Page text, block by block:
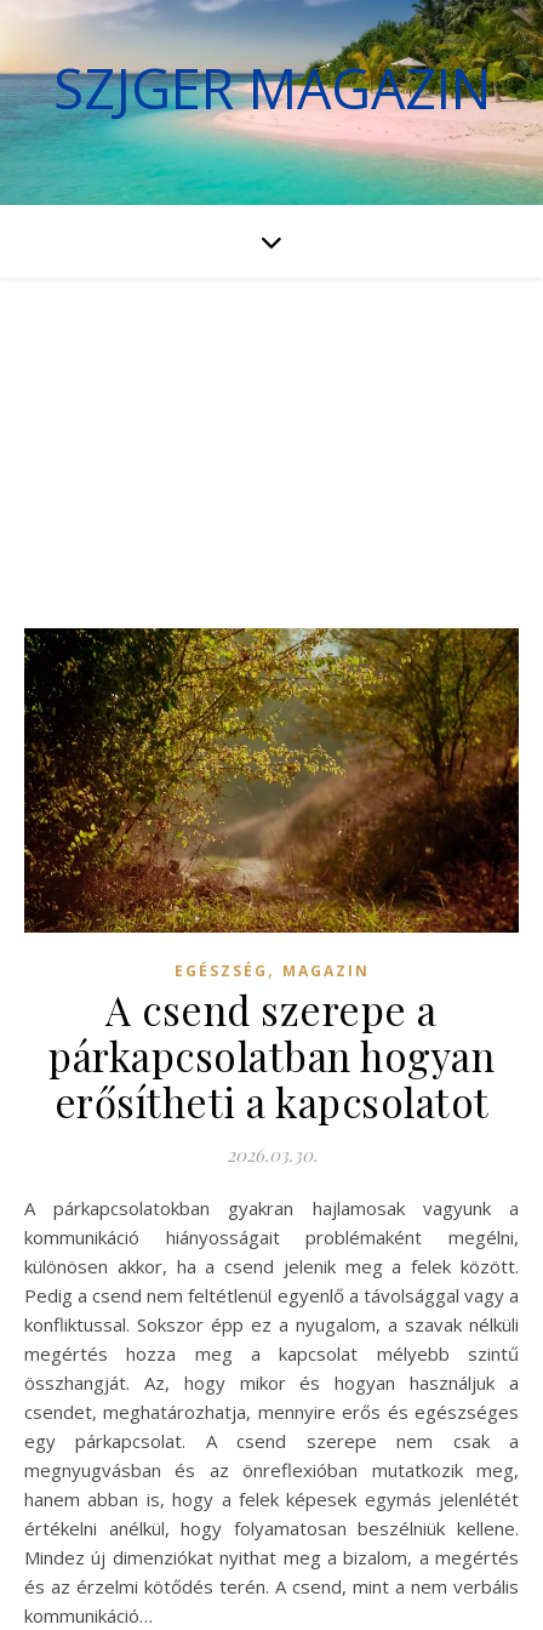
SZJGER MAGAZIN
EGÉSZSÉG , MAGAZIN
A csend szerepe a
párkapcsolatban hogyan
erősítheti a kapcsolatot
2026.03.30.
A párkapcsolatokban gyakran hajlamosak vagyunk a
kommunikáció hiányosságait problémaként megélni,
különösen akkor, ha a csend jelenik meg a felek között.
Pedig a csend nem feltétlenül egyenlő a távolsággal vagy a
konfliktussal. Sokszor épp ez a nyugalom, a szavak nélküli
megértés hozza meg a kapcsolat mélyebb szintű
összhangját. Az, hogy mikor és hogyan használjuk a
csendet, meghatározhatja, mennyire erős és egészséges
egy párkapcsolat. A csend szerepe nem csak a
megnyugvásban és az önreflexióban mutatkozik meg,
hanem abban is, hogy a felek képesek egymás jelenlétét
értékelni anélkül, hogy folyamatosan beszélniük kellene.
Mindez új dimenziókat nyithat meg a bizalom, a megértés
és az érzelmi kötődés terén. A csend, mint a nem verbális
kommunikáció…